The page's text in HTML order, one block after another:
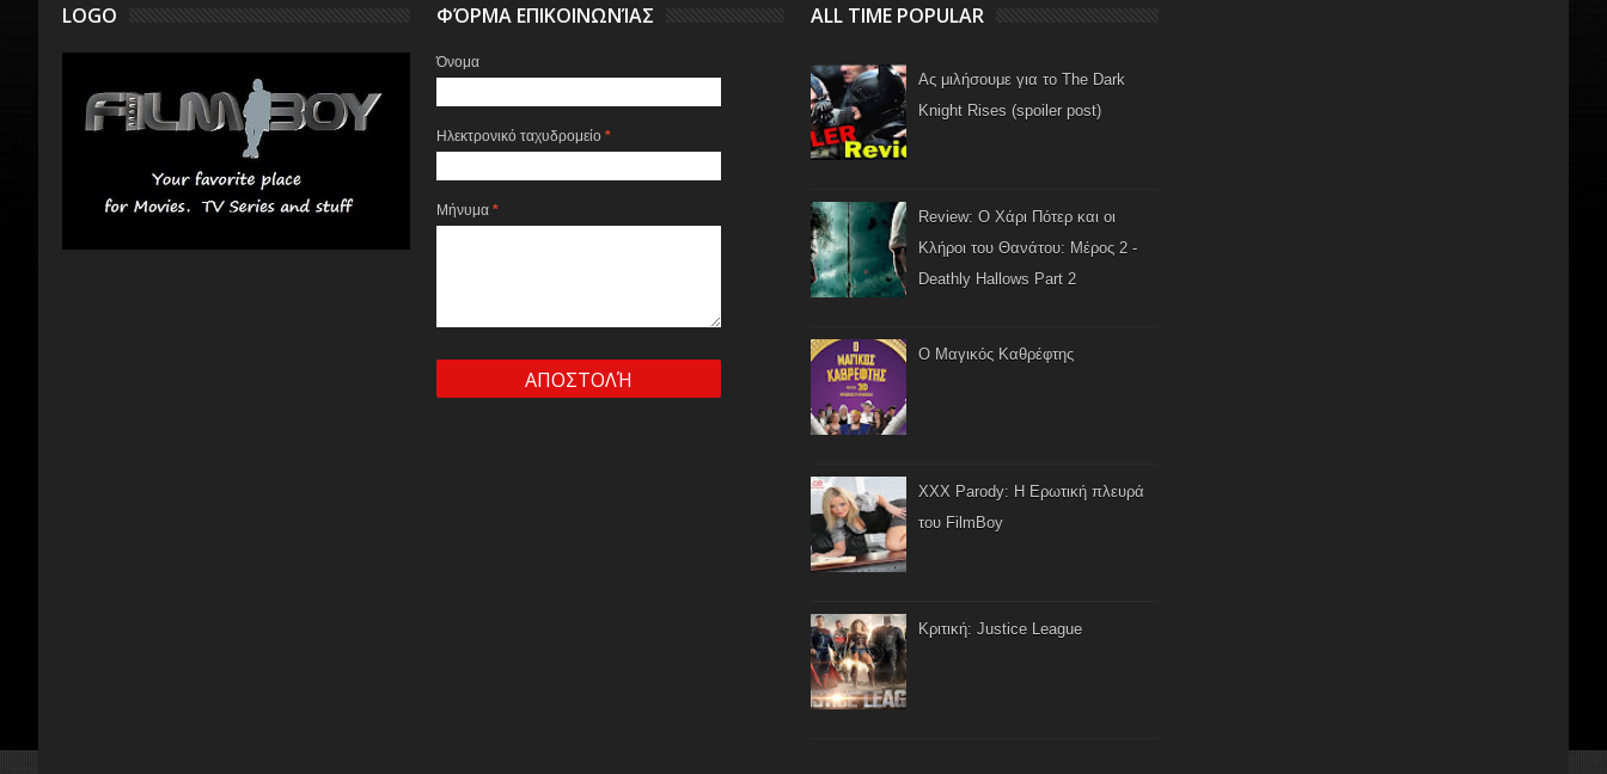
LOGO ΦΌΡΜΑ ΕΠΙΚΟΙΝΩΝΊΑΣ
Όνομα
Ηλεκτρονικό ταχυδρομείο*
Μήνυμα*
ALL TIME POPULAR
Ας μιλήσουμε για το The Dark
Knight Rises (spoiler post)
Review: Ο Χάρι Πότερ και οι
Κλήροι του Θανάτου: Μέρος 2 -
Deathly Hallows Part 2
Ο Μαγικός Καθρέφτης
XXX Parody: Η Ερωτική πλευρά
του FilmBoy
Κριτική: Justice League